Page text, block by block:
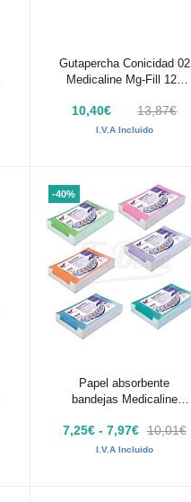
Añadir al carrito
Gutapercha Conicidad 02
Medicaline Mg-Fill 120
10,40€ 13,87€
I.V.A Incluido
-40%
Añadir al carrito
Papel absorbente
bandejas Medicaline
7,25€ - 7,97€ 10,01€
I.V.A Incluido